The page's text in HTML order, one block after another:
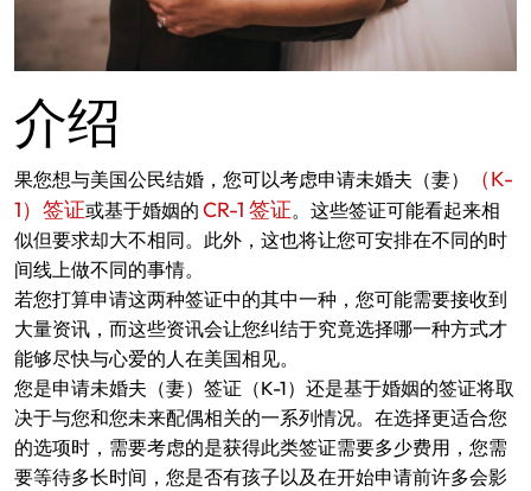
介绍
果您想与美国公民结婚，您可以考虑申请未婚夫（妻）
（K-
1）签证或基于婚姻的 CR-1 签证。这些签证可能看起来相
似但要求却大不相同。此外，这也将让您可安排在不同的时
间线上做不同的事情。
若您打算申请这两种签证中的其中一种，您可能需要接收到
大量资讯，而这些资讯会让您纠结于究竟选择哪一种方式才
能够尽快与心爱的人在美国相见。
您是申请未婚夫（妻）签证（K-1）还是基于婚姻的签证将取
决于与您和您未来配偶相关的一系列情况。在选择更适合您
的选项时，需要考虑的是获得此类签证需要多少费用，您需
要等待多长时间，您是否有孩子以及在开始申请前许多会影